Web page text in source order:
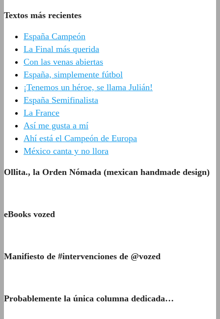
Textos más recientes
España Campeón
La Final más querida
Con las venas abiertas
España, simplemente fútbol
¡Tenemos un héroe, se llama Julián!
España Semifinalista
La France
Así me gusta a mí
Ahí está el Campeón de Europa
México canta y no llora
Ollita., la Orden Nómada (mexican handmade design)
eBooks vozed
Manifiesto de #intervenciones de @vozed
Probablemente la única columna dedicada…